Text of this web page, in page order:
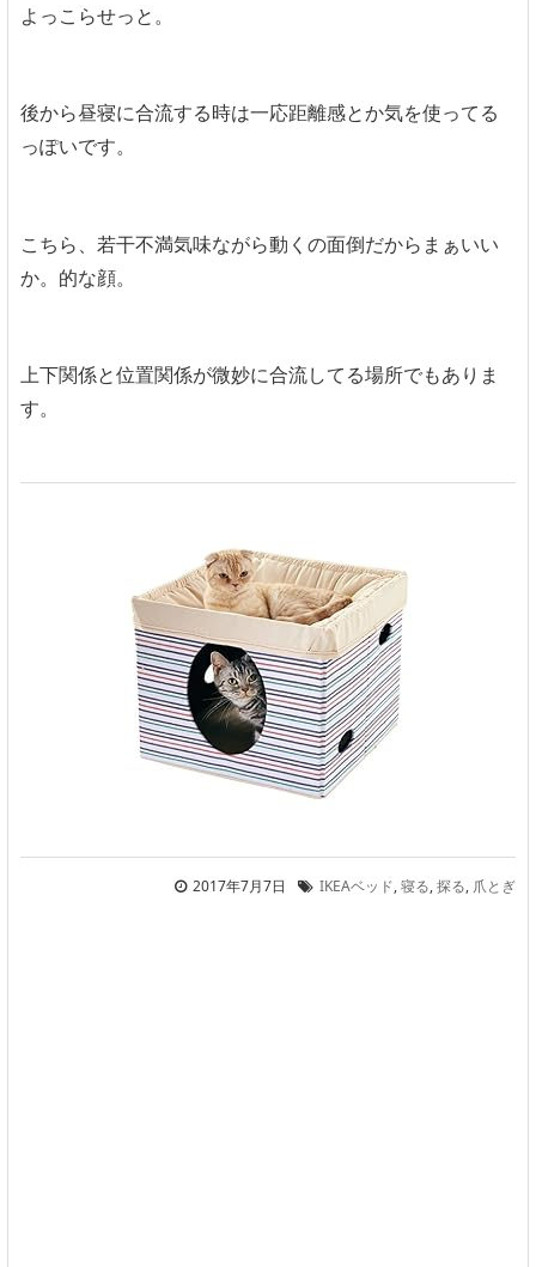
よっこらせっと。
後から昼寝に合流する時は一応距離感とか気を使ってる
っぽいです。
こちら、若干不満気味ながら動くの面倒だからまぁいい
か。的な顔。
上下関係と位置関係が微妙に合流してる場所でもありま
す。
2017年7月7日 IKEAベッド,寝る,探る, 爪とぎ